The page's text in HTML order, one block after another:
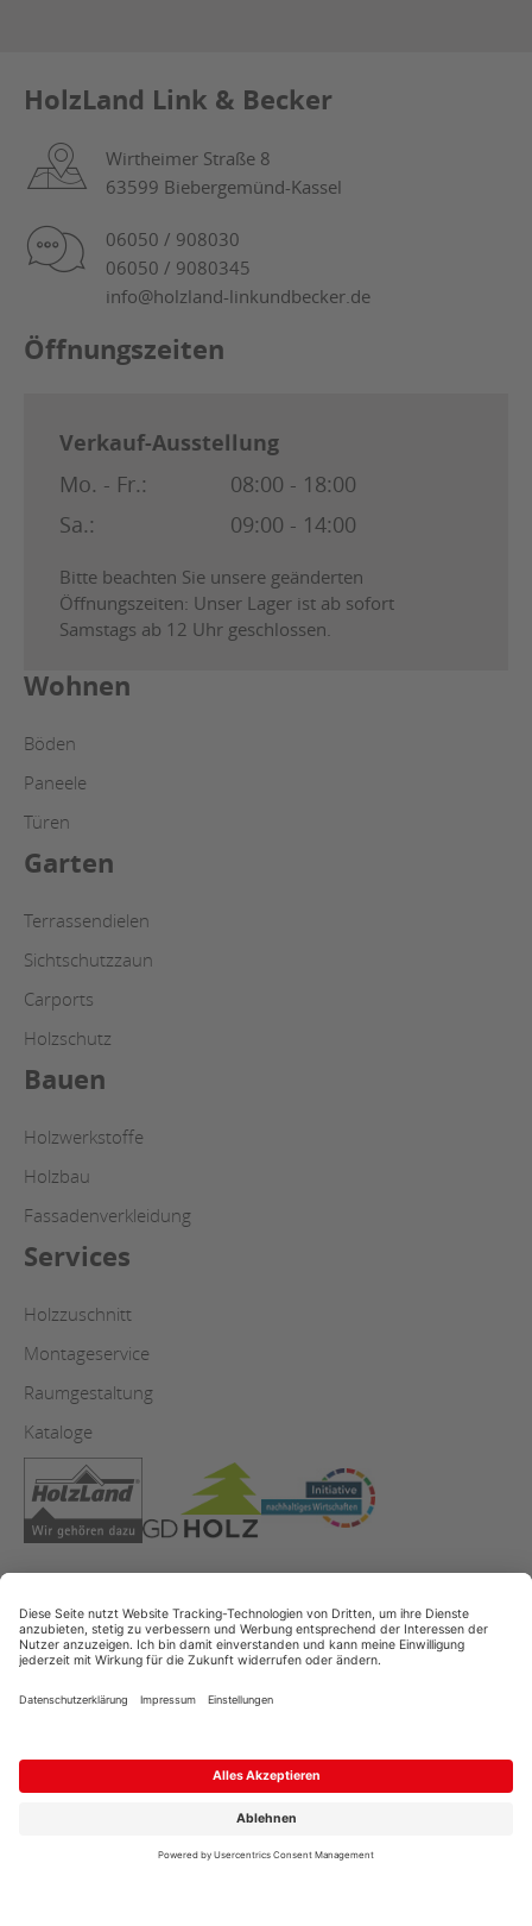
HolzLand Link & Becker
Wirtheimer Straße 8
63599 Biebergemünd-Kassel
06050 / 908030
06050 / 9080345
info@holzland-linkundbecker.de
Öffnungszeiten
Verkauf-Ausstellung
Mo. - Fr.:
08:00 - 18:00
Sa.:
09:00 - 14:00
Bitte beachten Sie unsere geänderten
Öffnungszeiten: Unser Lager ist ab sofort
Samstags ab 12 Uhr geschlossen.
Wohnen
Böden
Paneele
Türen
Garten
Terrassendielen
Sichtschutzzaun
Carports
Holzschutz
Bauen
Holzwerkstoffe
Holzbau
Fassadenverkleidung
Services
Holzzuschnitt
Montageservice
Raumgestaltung
Kataloge
Copyright
Datenschutz
Impressum